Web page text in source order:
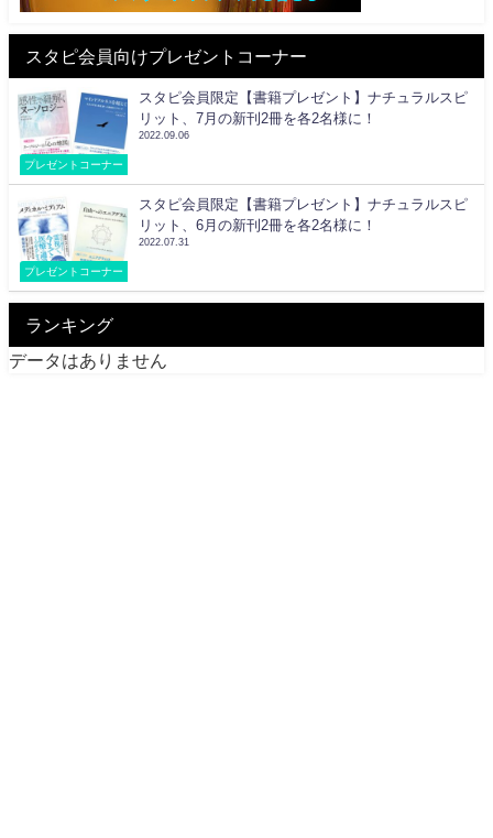
スタピ会員向けプレゼントコーナー
プレゼントコーナー
スタピ会員限定【書籍プレゼント】ナチュラルスピ
リット、7月の新刊2冊を各2名様に！
2022.09.06
プレゼントコーナー
スタピ会員限定【書籍プレゼント】ナチュラルスピ
リット、6月の新刊2冊を各2名様に！
2022.07.31
ランキング
データはありません